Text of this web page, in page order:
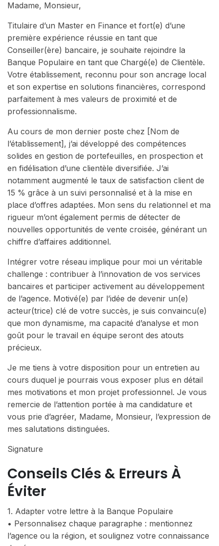
Madame, Monsieur,
Titulaire d’un Master en Finance et fort(e) d’une
première expérience réussie en tant que
Conseiller(ère) bancaire, je souhaite rejoindre la
Banque Populaire en tant que Chargé(e) de Clientèle.
Votre établissement, reconnu pour son ancrage local
et son expertise en solutions financières, correspond
parfaitement à mes valeurs de proximité et de
professionnalisme.
Au cours de mon dernier poste chez [Nom de
l’établissement], j’ai développé des compétences
solides en gestion de portefeuilles, en prospection et
en fidélisation d’une clientèle diversifiée. J’ai
notamment augmenté le taux de satisfaction client de
15 % grâce à un suivi personnalisé et à la mise en
place d’offres adaptées. Mon sens du relationnel et ma
rigueur m’ont également permis de détecter de
nouvelles opportunités de vente croisée, générant un
chiffre d’affaires additionnel.
Intégrer votre réseau implique pour moi un véritable
challenge : contribuer à l’innovation de vos services
bancaires et participer activement au développement
de l’agence. Motivé(e) par l’idée de devenir un(e)
acteur(trice) clé de votre succès, je suis convaincu(e)
que mon dynamisme, ma capacité d’analyse et mon
goût pour le travail en équipe seront des atouts
précieux.
Je me tiens à votre disposition pour un entretien au
cours duquel je pourrais vous exposer plus en détail
mes motivations et mon projet professionnel. Je vous
remercie de l’attention portée à ma candidature et
vous prie d’agréer, Madame, Monsieur, l’expression de
mes salutations distinguées.
Signature
Conseils Clés & Erreurs À
Éviter
1. Adapter votre lettre à la Banque Populaire
• Personnalisez chaque paragraphe : mentionnez
l’agence ou la région, et soulignez votre connaissance